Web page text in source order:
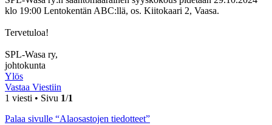
klo 19:00 Lentokentän ABC:llä, os. Kiitokaari 2, Vaasa.
Tervetuloa!
SPL-Wasa ry,
johtokunta
Ylös
Vastaa Viestiin
1 viesti • Sivu 1/1
Palaa sivulle “Alaosastojen tiedotteet”